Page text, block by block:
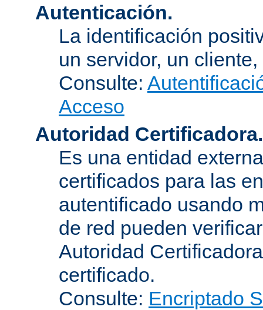
Autenticación.
La identificación
un servidor, un
Consulte:
Acceso
Autoridad Certificadora.
Es una entidad
certificados para las
autentificado usando
de red pueden
Autoridad
certificado.
Consulte: Encriptado